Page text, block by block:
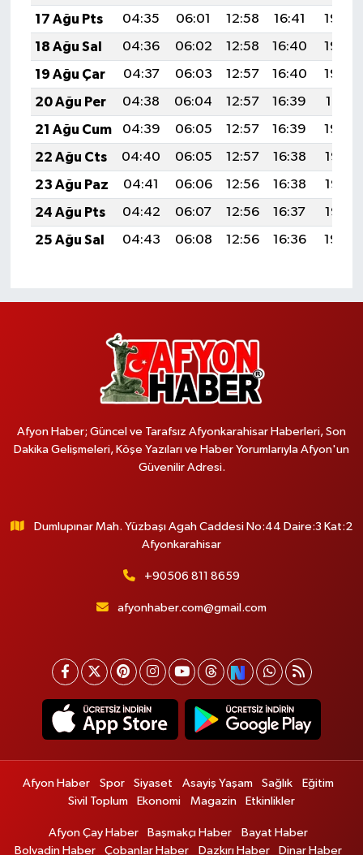
17 Ağu Pts
04:35 06:01 12:58 16:41
19:44
18 Ağu Sal
04:36 06:02 12:58 16:40
19:43
19 Ağu Çar
04:37 06:03 12:57 16:40
19:42
20 Ağu Per
04:38 06:04 12:57 16:39
19:41
21 Ağu Cum
04:39 06:05 12:57 16:39
19:39
22 Ağu Cts
04:40 06:05 12:57 16:38
19:38
23 Ağu Paz
04:41 06:06 12:56 16:38
19:37
24 Ağu Pts
04:42 06:07 12:56 16:37
19:36
25 Ağu Sal
04:43 06:08 12:56 16:36 19:34
Afyon Haber; Güncel ve Tarafsız Afyonkarahisar Haberleri, Son
Dakika Gelişmeleri, Köşe Yazıları ve Haber Yorumlarıyla Afyon'un
Güvenilir Adresi.
Dumlupınar Mah. Yüzbaşı Agah Caddesi No:44 Daire:3 Kat:2
Afyonkarahisar
+90506 811 8659
afyonhaber.com@gmail.com
Afyon Haber Spor Siyaset Asayiş Yaşam Sağlık
Eğitim
Sivil Toplum
Ekonomi Magazin Etkinlikler
Afyon Çay Haber Başmakçı Haber
Bayat Haber
Bolvadin Haber
Çobanlar Haber Dazkırı Haber Dinar Haber